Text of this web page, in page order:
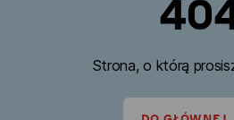
Strona, o którą